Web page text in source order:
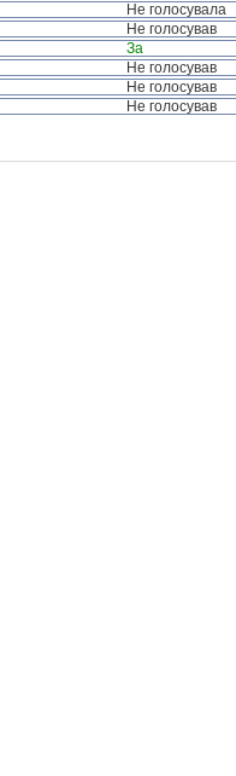
Не голосувала
Не голосував
За
Не голосував
Не голосував
Не голосував